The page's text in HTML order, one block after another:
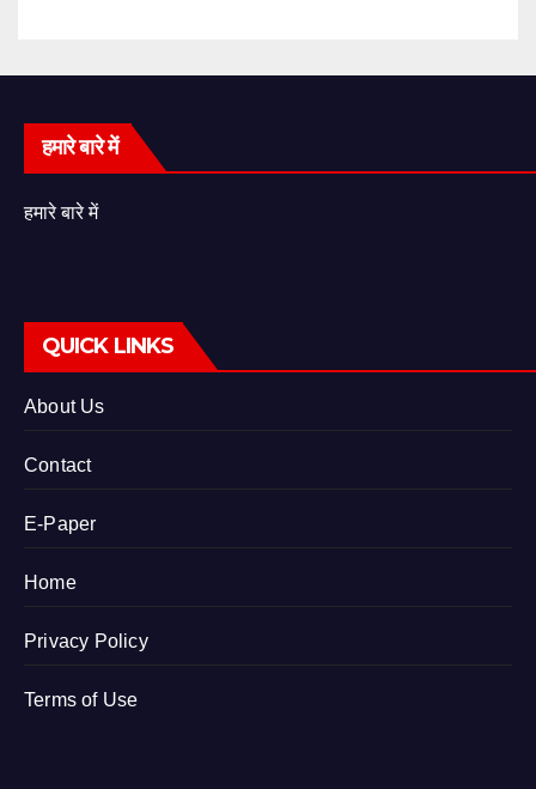
हमारे बारे में
हमारे बारे में
QUICK LINKS
About Us
Contact
E-Paper
Home
Privacy Policy
Terms of Use